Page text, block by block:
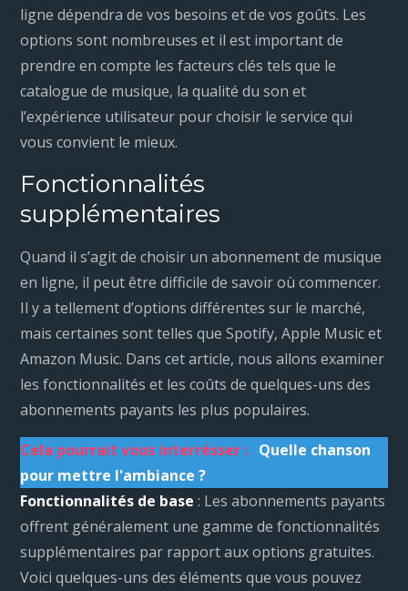
ligne dépendra de vos besoins et de vos goûts. Les
options sont nombreuses et il est important de
prendre en compte les facteurs clés tels que le
catalogue de musique, la qualité du son et
l’expérience utilisateur pour choisir le service qui
vous convient le mieux.
Fonctionnalités
supplémentaires
Quand il s’agit de choisir un abonnement de musique
en ligne, il peut être difficile de savoir où commencer.
Il y a tellement d’options différentes sur le marché,
mais certaines sont telles que Spotify, Apple Music et
Amazon Music. Dans cet article, nous allons examiner
les fonctionnalités et les coûts de quelques-uns des
abonnements payants les plus populaires.
Cela pourrait vous interrésser : Quelle chanson
pour mettre l'ambiance ?
Fonctionnalités de base : Les abonnements payants
offrent généralement une gamme de fonctionnalités
supplémentaires par rapport aux options gratuites.
Voici quelques-uns des éléments que vous pouvez